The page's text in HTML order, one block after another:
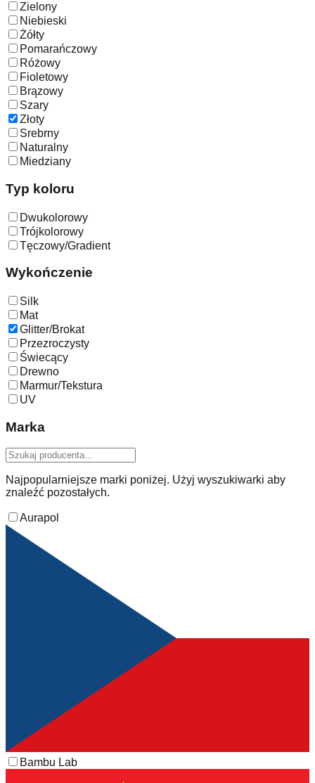
Zielony
Niebieski
Żółty
Pomarańczowy
Różowy
Fioletowy
Brązowy
Szary
Złoty
Srebrny
Naturalny
Miedziany
Typ koloru
Dwukolorowy
Trójkolorowy
Tęczowy/Gradient
Wykończenie
Silk
Mat
Glitter/Brokat
Przezroczysty
Świecący
Drewno
Marmur/Tekstura
UV
Marka
Najpopularniejsze marki poniżej. Użyj wyszukiwarki aby
znaleźć pozostałych.
Aurapol
Bambu Lab